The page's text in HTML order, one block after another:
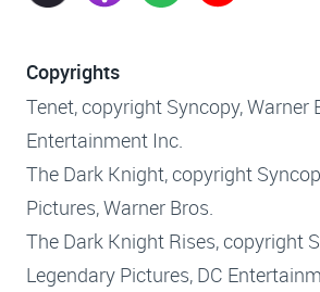
Copyrights
Tenet, copyright Syncopy, Warner
Entertainment Inc.
The Dark Knight, copyright
Pictures, Warner Bros.
The Dark Knight Rises, copyright
Legendary Pictures, DC